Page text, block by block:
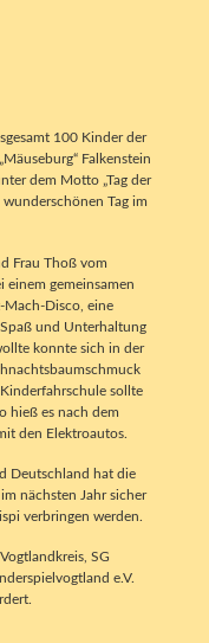
100 Kinder der
Falkenstein
dem Motto „Tag der
Tag im
Frau Thoß vom
einem gemeinsamen
Mach-Disco, eine
und Unterhaltung
konnte sich in der
sollte
hieß es nach dem
den Elektroautos.
Deutschland hat die
nächsten Jahr sicher
verbringen werden.
SG
e.V.